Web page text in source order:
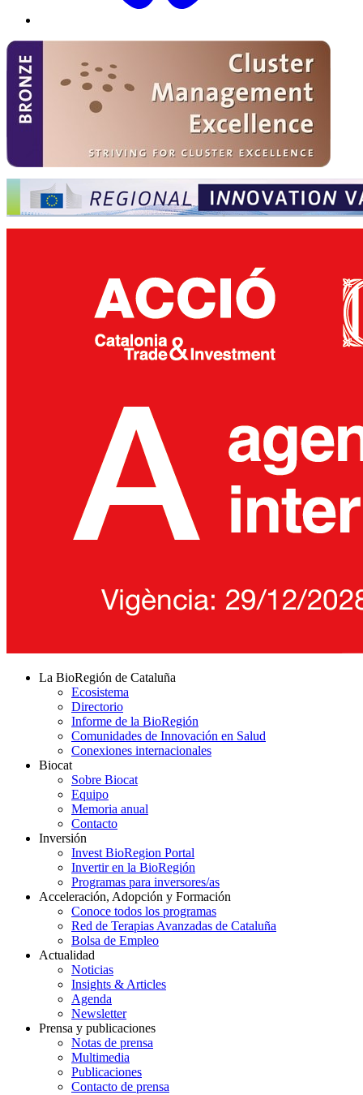
La BioRegión de Cataluña
Ecosistema
Directorio
Informe de la BioRegión
Comunidades de Innovación en Salud
Conexiones internacionales
Biocat
Sobre Biocat
Equipo
Memoria anual
Contacto
Inversión
Invest BioRegion Portal
Invertir en la BioRegión
Programas para inversores/as
Acceleración, Adopción y Formación
Conoce todos los programas
Red de Terapias Avanzadas de Cataluña
Bolsa de Empleo
Actualidad
Noticias
Insights & Articles
Agenda
Newsletter
Prensa y publicaciones
Notas de prensa
Multimedia
Publicaciones
Contacto de prensa